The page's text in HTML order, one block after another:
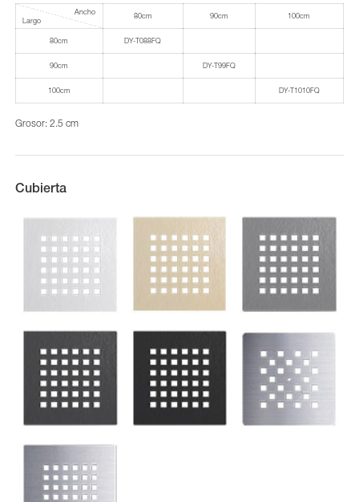
Ancho
Largo
80cm 90cm 100cm
80cm DY-T088FQ
90cm DY-T99FQ
100cm DY-T1010FQ
Grosor: 2.5 cm
Cubierta